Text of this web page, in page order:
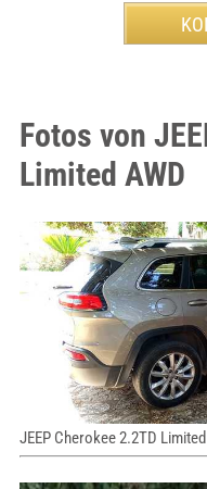
Fotos von
Limited AWD
JEEP Cherokee 2.2TD Limited